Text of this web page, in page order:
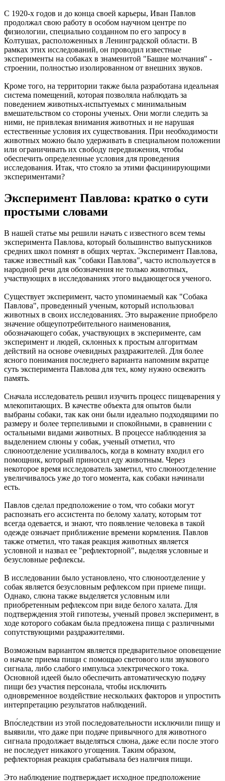
С 1920-х годов и до конца своей карьеры, Иван Павлов
продолжал свою работу в особом научном центре по
физиологии, специально созданном по его запросу в
Колтушах, расположенных в Ленинградской области. В
рамках этих исследований, он проводил известные
эксперименты на собаках в знаменитой "Башне молчания" -
строении, полностью изолированном от внешних звуков.
Кроме того, на территории также была разработана идеальная
система помещений, которая позволяла наблюдать за
поведением животных-испытуемых с минимальным
вмешательством со стороны ученых. Они могли следить за
ними, не привлекая внимания животных и не нарушая
естественные условия их существования. При необходимости
животных можно было удерживать в специальном положении
или ограничивать их свободу передвижения, чтобы
обеспечить определенные условия для проведения
исследования. Итак, что стояло за этими фасцинирующими
экспериментами?
Эксперимент Павлова: кратко о сути
простыми словами
В нашей статье мы решили начать с известного всем темы
эксперимента Павлова, который большинство выпускников
средних школ помнят в общих чертах. Эксперимент Павлова,
также известный как "собаки Павлова", часто используется в
народной речи для обозначения не только животных,
участвующих в исследованиях этого выдающегося ученого.
Существует эксперимент, часто упоминаемый как "Собака
Павлова", проведенный ученым, который использовал
животных в своих исследованиях. Это выражение приобрело
значение общеупотребительного наименования,
обозначающего собак, участвующих в эксперименте, сам
эксперимент и людей, склонных к простым алгоритмам
действий на основе очевидных раздражителей. Для более
ясного понимания последнего варианта напомним вкратце
суть эксперимента Павлова для тех, кому нужно освежить
память.
Сначала исследователь решил изучить процесс пищеварения у
млекопитающих. В качестве объекта для опытов были
выбраны собаки, так как они были идеально подходящими по
размеру и более терпеливыми и спокойными, в сравнении с
остальными видами животных. В процессе наблюдения за
выделением слюны у собак, ученый отметил, что
слюноотделение усиливалось, когда в комнату входил его
помощник, который приносил еду животным. Через
некоторое время исследователь заметил, что слюноотделение
увеличивалось уже до того момента, как собаки начинали
есть.
Павлов сделал предположение о том, что собаки могут
распознать его ассистента по белому халату, которым тот
всегда одевается, и знают, что появление человека в такой
одежде означает приближение времени кормления. Павлов
также отметил, что такая реакция животных является
условной и назвал ее "рефлекторной", выделяя условные и
безусловные рефлексы.
В исследовании было установлено, что слюноотделение у
собак является безусловным рефлексом при приеме пищи.
Однако, слюна также выделяется условным или
приобретенным рефлексом при виде белого халата. Для
подтверждения этой гипотезы, ученый провел эксперимент, в
ходе которого собакам была предложена пища с различными
сопутствующими раздражителями.
Возможным вариантом является предварительное оповещение
о начале приема пищи с помощью светового или звукового
сигнала, либо слабого импульса электрического тока.
Основной идеей было обеспечить автоматическую подачу
пищи без участия персонала, чтобы исключить
одновременное воздействие нескольких факторов и упростить
интерпретацию результатов наблюдений.
Впо́следствии из этой последовательности исключили пищу и
выявили, что даже при подаче привычного для животного
сигнала продолжает выделяться слюна, даже если после этого
не последует никакого угощения. Таким образом,
рефлекторная реакция срабатывала без наличия пищи.
Это наблюдение подтверждает исходное предположение